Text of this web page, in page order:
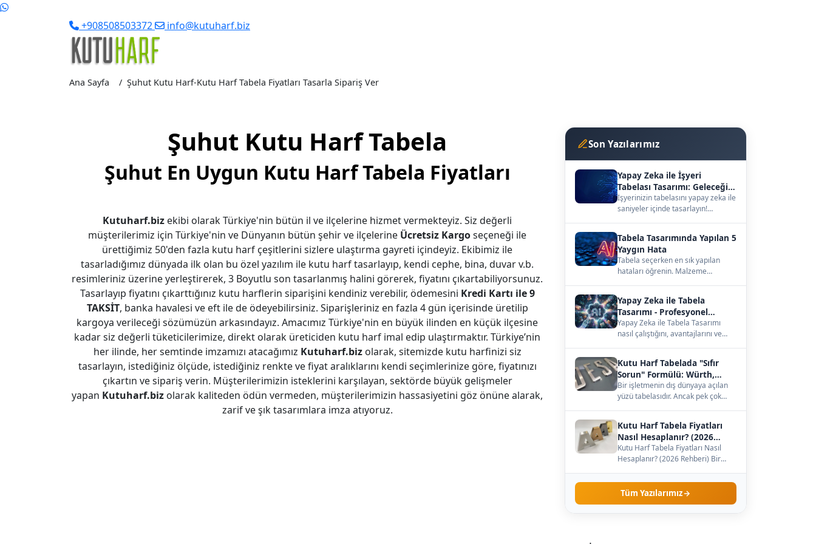
+908508503372 info@kutuharf.biz
Ana Sayfa Şuhut Kutu Harf-Kutu Harf Tabela Fiyatları Tasarla Sipariş Ver
Şuhut Kutu Harf Tabela
Şuhut En Uygun Kutu Harf Tabela Fiyatları
Kutuharf.biz ekibi olarak Türkiye'nin bütün il ve ilçelerine hizmet vermekteyiz. Siz değerli
müşterilerimiz için Türkiye'nin ve Dünyanın bütün şehir ve ilçelerine Ücretsiz Kargoseçeneği ile
ürettiğimiz 50'den fazla kutu harf çeşitlerini sizlere ulaştırma gayreti içindeyiz. Ekibimiz ile
tasarladığımız dünyada ilk olan bu özel yazılım ile kutu harf tasarlayıp, kendi cephe, bina, duvar v.b.
resimleriniz üzerine yerleştirerek, 3 Boyutlu son tasarlanmış halini görerek, fiyatını çıkartabiliyorsunuz.
Tasarlayıp fiyatını çıkarttığınız kutu harflerin siparişini kendiniz verebilir, ödemesini Kredi Kartı ile 9
TAKSİT, banka havalesi ve eft ile de ödeyebilirsiniz. Siparişleriniz en fazla 4 gün içerisinde üretilip
kargoya verileceği sözümüzün arkasındayız. Amacımız Türkiye'nin en büyük ilinden en küçük ilçesine
kadar siz değerli tüketicilerimize, direkt olarak üreticiden kutu harf imal edip ulaştırmaktır. Türkiye’nin
her ilinde, her semtinde imzamızı atacağımız Kutuharf.bizolarak, sitemizde kutu harfinizi siz
tasarlayın, istediğiniz ölçüde, istediğiniz renkte ve fiyat aralıklarını kendi seçimlerinize göre, fiyatınızı
çıkartın ve sipariş verin. Müşterilerimizin isteklerini karşılayan, sektörde büyük gelişmeler
yapan Kutuharf.biz olarak kaliteden ödün vermeden, müşterilerimizin hassasiyetini göz önüne alarak,
zarif ve şık tasarımlara imza atıyoruz.
Son Yazılarımız
Yapay Zeka ile İşyeri
Tabelası Tasarımı: Geleceğin
Vitrini
İşyerinizin tabelasını yapay zeka ile
saniyeler içinde tasarlayın!
Tabela Tasarımında Yapılan 5
Yaygın Hata
Tabela seçerken en sık yapılan
hataları öğrenin. Malzeme
Yapay Zeka ile Tabela
Tasarımı - Profesyonel
Kılavuz
Yapay Zeka ile Tabela Tasarımı
nasıl çalıştığını, avantajlarını ve
Kutu Harf Tabelada "Sıfır
Sorun" Formülü: Würth,
Meanwell ve Samsung İş
Birliği
Bir işletmenin dış dünyaya açılan
yüzü tabelasıdır. Ancak pek çok
Kutu Harf Tabela Fiyatları
Nasıl Hesaplanır? (2026
Rehberi)
Kutu Harf Tabela Fiyatları Nasıl
Hesaplanır? (2026 Rehberi) Bir
yaptırmaya karar…
Tüm Yazılarımız